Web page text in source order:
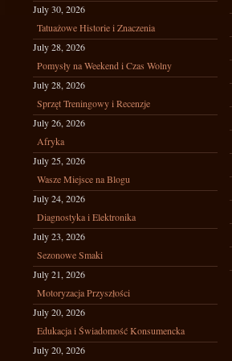
July 30, 2026
Tatuażowe Historie i Znaczenia
July 28, 2026
Pomysły na Weekend i Czas Wolny
July 28, 2026
Sprzęt Treningowy i Recenzje
July 26, 2026
Afryka
July 25, 2026
Wasze Miejsce na Blogu
July 24, 2026
Diagnostyka i Elektronika
July 23, 2026
Sezonowe Smaki
July 21, 2026
Motoryzacja Przyszłości
July 20, 2026
Edukacja i Świadomość Konsumencka
July 20, 2026